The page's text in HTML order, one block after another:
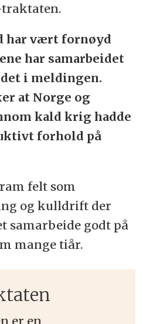
har vært fornøyd
har samarbeidet
det i meldingen.
at Norge og
kald krig hadde
forhold på
felt som
og kulldrift der
samarbeide godt på
mange tiår.
er en